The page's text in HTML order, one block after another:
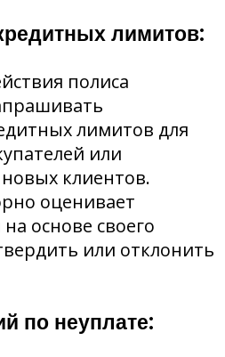
лимитов:
полиса
лимитов для
или
клиентов.
оценивает
основе своего
или отклонить
по неуплате: